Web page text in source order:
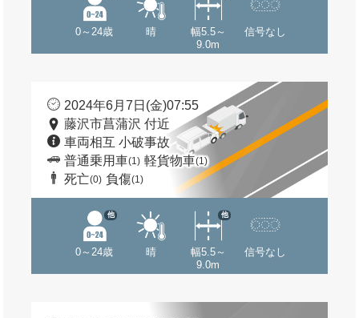
0～24歳 晴
幅5.5～
9.0m
信号なし
2024年6月7日(金)07:55
藤沢市菖蒲沢 付近
車両相互 小破事故
普通乗用車(1) 軽貨物車(1)
死亡(0) 負傷(1)
0～24歳
他
晴
幅5.5～
9.0m
他
信号なし